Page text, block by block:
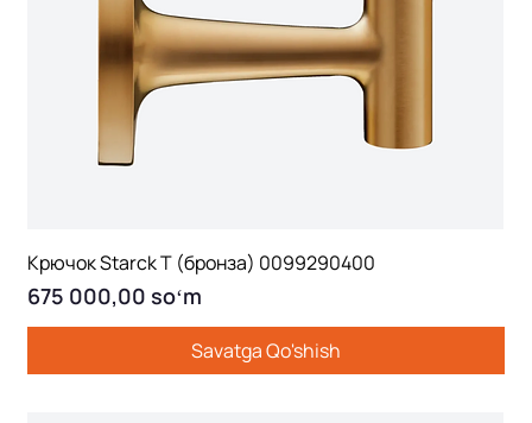
Крючок Starck T (бронза) 0099290400
Price
675 000,00 soʻm
Savatga Qo'shish